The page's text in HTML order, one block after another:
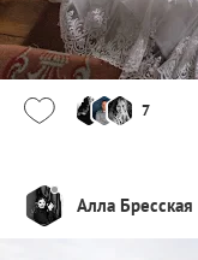
7
Алла Бресская